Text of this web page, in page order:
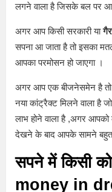
लगने वाला है जिसके बल पर
अगर आप किसी सरकारी या
सपना आ जाता है तो इसका
आपका परमोसन हो जाएगा ।
अगर आप एक बीजनेसमेन है तो
नया कांट्रैक्ट मिलने वाला
लाभ होने वाला है ,अगर
देखने के बाद आपके सामने बहुत
सपने में किसी
money in